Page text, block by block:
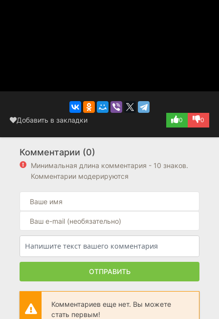
Добавить в закладки 0 0
Комментарии (0)
Минимальная длина комментария - 10 знаков.
Комментарии модерируются
ОТПРАВИТЬ
Комментариев еще нет. Вы можете
стать первым!